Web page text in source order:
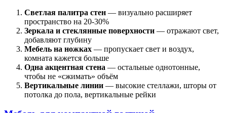
Светлая палитра стен — визуально расширяет
пространство на 20-30%
Зеркала и стеклянные поверхности — отражают свет,
добавляют глубину
Мебель на ножках — пропускает свет и воздух,
комната кажется больше
Одна акцентная стена — остальные однотонные,
чтобы не «сжимать» объём
Вертикальные линии — высокие стеллажи, шторы от
потолка до пола, вертикальные рейки